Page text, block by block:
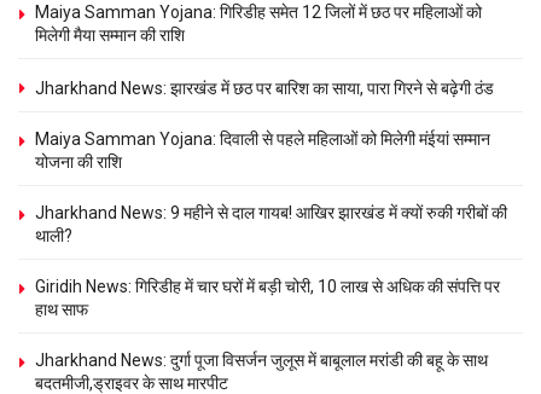
Maiya Samman Yojana: गिरिडीह समेत 12 जिलों में छठ पर महिलाओं को
मिलेगी मैया सम्मान की राशि
Jharkhand News: झारखंड में छठ पर बारिश का साया, पारा गिरने से बढ़ेगी ठंड
Maiya Samman Yojana: दिवाली से पहले महिलाओं को मिलेगी मंईयां सम्मान
योजना की राशि
Jharkhand News: 9 महीने से दाल गायब! आखिर झारखंड में क्यों रुकी गरीबों की
थाली?
Giridih News: गिरिडीह में चार घरों में बड़ी चोरी, 10 लाख से अधिक की संपत्ति पर
हाथ साफ
Jharkhand News: दुर्गा पूजा विसर्जन जुलूस में बाबूलाल मरांडी की बहू के साथ
बदतमीजी,ड्राइवर के साथ मारपीट